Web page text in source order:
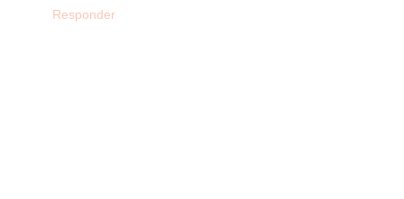
Responder